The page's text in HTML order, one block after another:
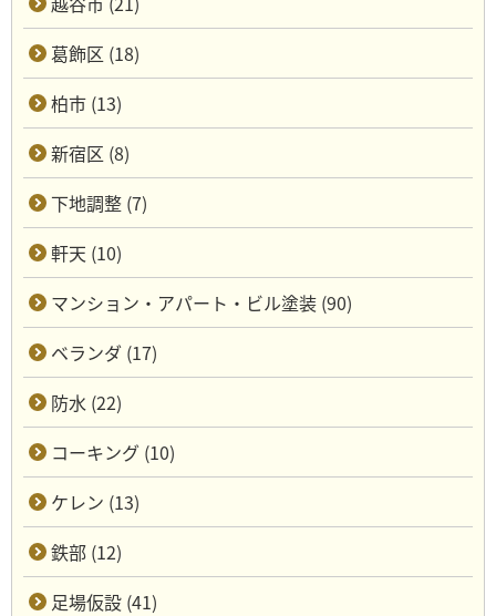
葛飾区 (18)
柏市 (13)
新宿区 (8)
下地調整 (7)
軒天 (10)
マンション・アパート・ビル塗装 (90)
ベランダ (17)
防水 (22)
コーキング (10)
ケレン (13)
鉄部 (12)
足場仮設 (41)